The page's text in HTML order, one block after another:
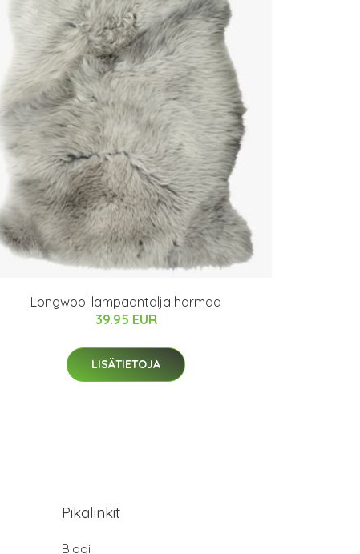
Longwool lampaantalja harmaa
39.95 EUR
LISÄTIETOJA
Pikalinkit
Blogi